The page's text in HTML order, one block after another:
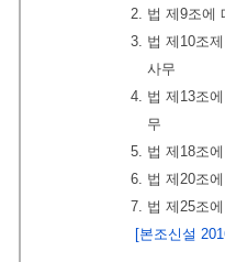
2. 법 제9조에
3. 법 제10조
사무
4. 법 제13조
무
5. 법 제18조
6. 법 제20조
7. 법 제25조
[본조신설